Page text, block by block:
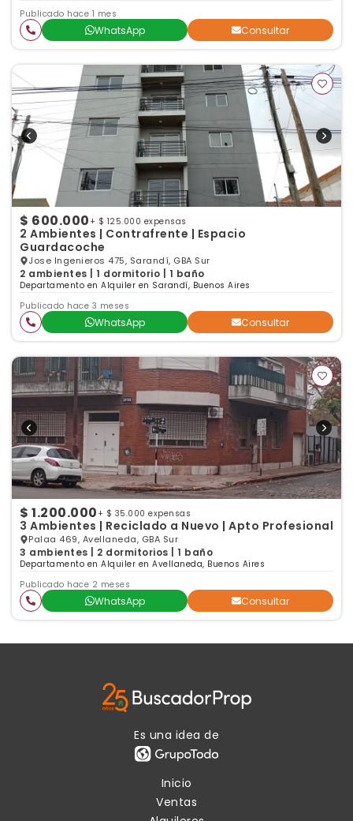
Publicado hace 1 mes
WhatsApp Consultar
$ 600.000 + $ 125.000 expensas
2 Ambientes | Contrafrente | Espacio
Guardacoche
Jose Ingenieros 475, Sarandí, GBA Sur
2 ambientes | 1 dormitorio | 1 baño
Departamento en Alquiler en Sarandí, Buenos Aires
Publicado hace 3 meses
WhatsApp Consultar
$ 1.200.000 + $ 35.000 expensas
3 Ambientes | Reciclado a Nuevo | Apto Profesional
Palaa 469, Avellaneda, GBA Sur
3 ambientes | 2 dormitorios | 1 baño
Departamento en Alquiler en Avellaneda, Buenos Aires
Publicado hace 2 meses
WhatsApp Consultar
Es una idea de
Inicio
Ventas